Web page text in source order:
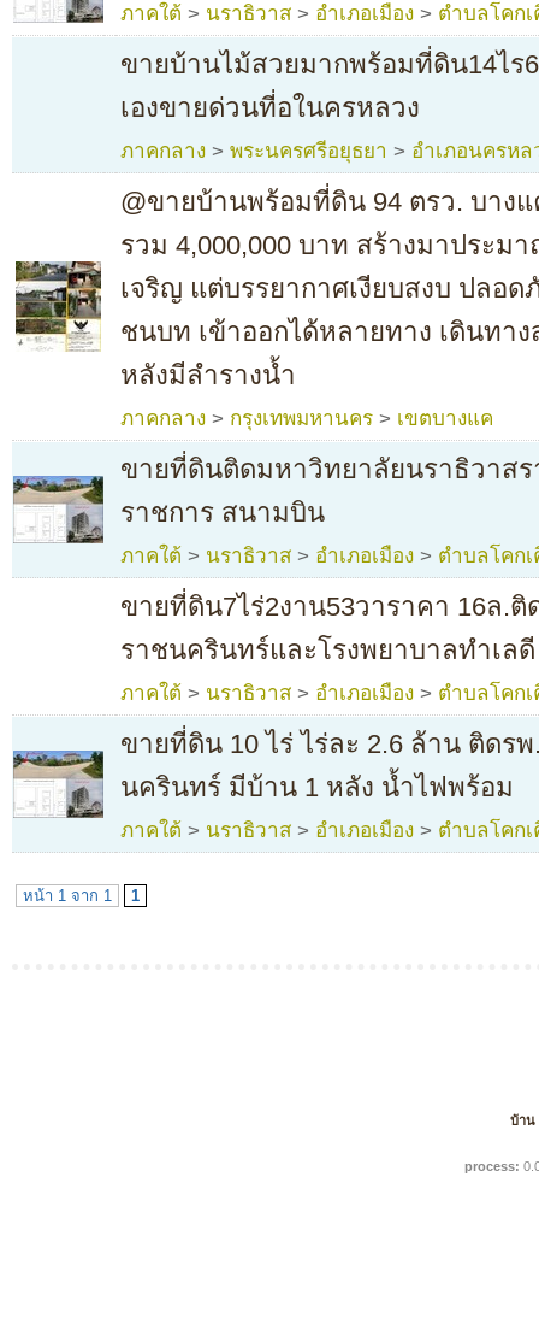
ภาคใต้ > นราธิวาส > อำเภอเมือง > ตำบลโคก
ขายบ้านไม้สวยมากพร้อมที่ดิน14ไร
เองขายด่วนที่อในครหลวง
ภาคกลาง > พระนครศรีอยุธยา > อำเภอนครหล
@ขายบ้านพร้อมที่ดิน 94 ตรว. บาง
รวม 4,000,000 บาท สร้างมาประม
เจริญ แต่บรรยากาศเงียบสงบ ปลอ
ชนบท เข้าออกได้หลายทาง เดินทา
หลังมีลำรางน้ำ
ภาคกลาง > กรุงเทพมหานคร > เขตบางแค
ขายที่ดินติดมหาวิทยาลัยนราธิวาส
ราชการ สนามบิน
ภาคใต้ > นราธิวาส > อำเภอเมือง > ตำบลโคก
ขายที่ดิน7ไร่2งาน53วาราคา 16ล.
ราชนครินทร์และโรงพยาบาลทำเลดี
ภาคใต้ > นราธิวาส > อำเภอเมือง > ตำบลโคก
ขายที่ดิน 10 ไร่ ไร่ละ 2.6 ล้าน ติดร
นครินทร์ มีบ้าน 1 หลัง น้ำไฟพร้อม
ภาคใต้ > นราธิวาส > อำเภอเมือง > ตำบลโคก
หน้า 1 จาก 1 1
บ้าน
process: